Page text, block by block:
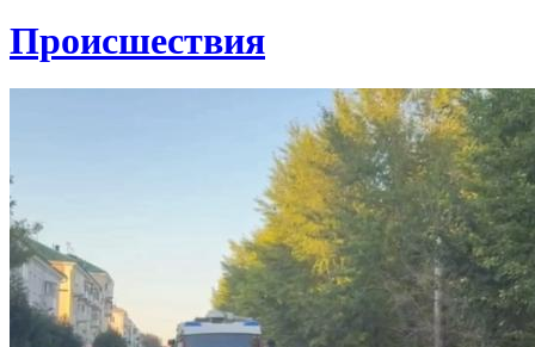
Проиcшествия